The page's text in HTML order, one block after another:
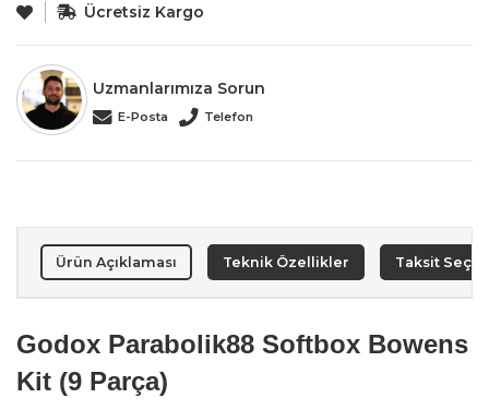
Ücretsiz Kargo
Uzmanlarımıza Sorun
E-Posta Telefon
Ürün Açıklaması Teknik Özellikler Taksit
Godox Parabolik88 Softbox Bowens
Kit (9 Parça)